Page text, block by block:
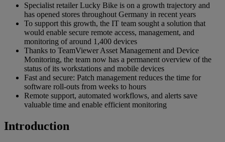
Specialist retailer Lucky Bike is on a growth trajectory and
has opened stores throughout Germany in recent years
To support this growth, the IT team sought a solution that
would enable secure remote access, management, and
monitoring of around 1,400 devices
Thanks to TeamViewer Asset Management and Device
Monitoring, the team now has a permanent overview of the
status of its workstations and mobile devices
Fast and secure: Patch management reduces the time for
software roll-outs from weeks to hours
Remote support, automated workflows, and alerts save
valuable time and enable efficient monitoring
Introduction